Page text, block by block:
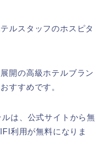
ルスタッフのホスピタ
開の高級ホテルブラン
すすめです。
は、公式サイトから無
利用が無料になりま